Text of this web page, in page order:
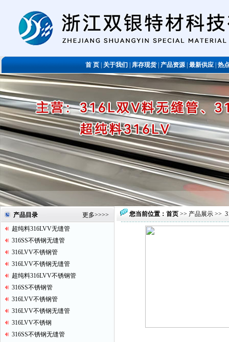
首 页关于我们库存现货|产品资源|最新供应|热
产品目录 更多>>>>
超纯料316LVV无缝管
316SS不锈钢无缝管
316LVV不锈钢管
316LVV不锈钢无缝管
超纯料316LVV不锈钢管
316SS不锈钢管
316LVV不锈钢管
316LVV不锈钢无缝管
316LVV不锈钢
316SS不锈钢无缝管
您当前位置： 首页 >> 产品展示 >>